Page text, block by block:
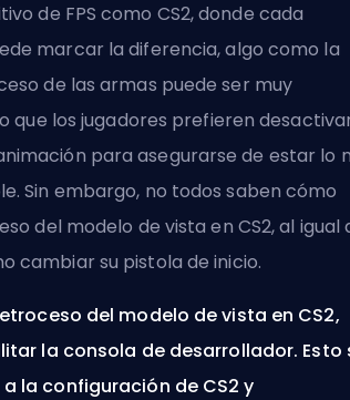
de FPS como CS2, donde cada
marcar la diferencia, algo como la
de las armas puede ser muy
que los jugadores prefieren
para asegurarse de estar lo
Sin embargo, no todos saben cómo
del modelo de vista en CS2, al igual
cambiar su pistola de inicio.
del modelo de vista en CS2,
la consola de desarrollador. Esto
la configuración de CS2 y